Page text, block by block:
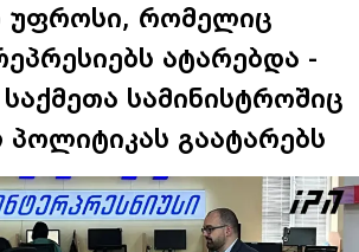
უფროსი, რომელიც
ატარებდა -
სამინისტროშიც
გაატარებს